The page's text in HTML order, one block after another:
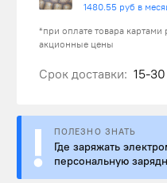
1480.55 руб в
*при оплате товара картами
акционные цены
Срок доставки: 15-
ПОЛЕЗНО ЗНАТЬ
Где заряжать
персональную